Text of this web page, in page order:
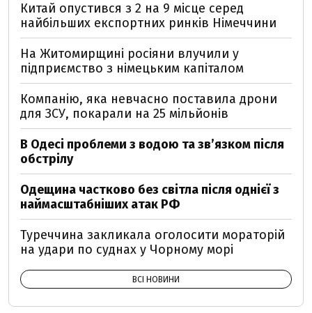
Китай опустився з 2 на 9 місце серед
найбільших експортних ринків Німеччини
На Житомирщині росіяни влучили у
підприємство з німецьким капіталом
Компанію, яка невчасно поставила дрони
для ЗСУ, покарали на 25 мільйонів
В Одесі проблеми з водою та звʼязком після
обстрілу
Одещина частково без світла після однієї з
наймасштабніших атак РФ
Туреччина закликала оголосити мораторій
на удари по суднах у Чорному морі
ВСІ НОВИНИ